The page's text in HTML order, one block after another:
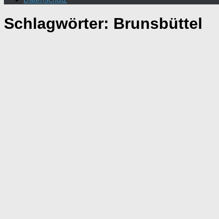
Schlagwörter: Brunsbüttel